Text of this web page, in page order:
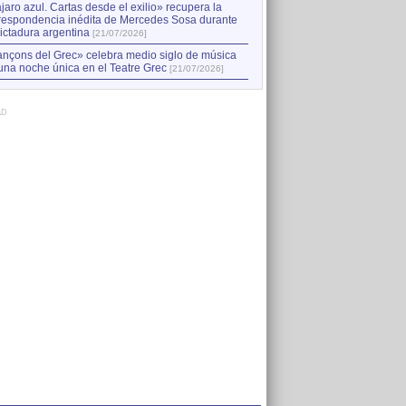
azul. Cartas desde el exilio» recupera la
inédita de Mercedes Sosa durante
argentina [21/07/2026]
del Grec» celebra medio siglo de música
noche única en el Teatre Grec [21/07/2026]